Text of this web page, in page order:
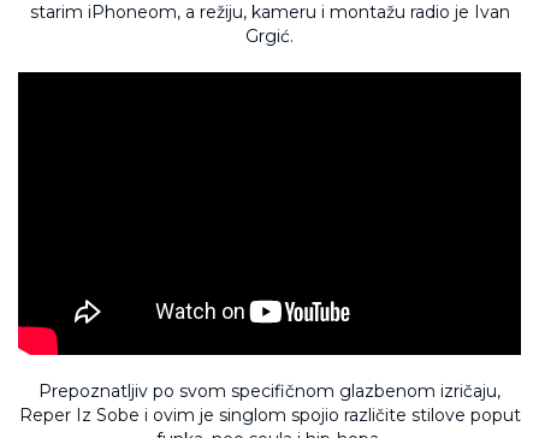
starim iPhoneom, a režiju, kameru i montažu radio je Ivan
Grgić.
Prepoznatljiv po svom specifičnom glazbenom izričaju,
Reper Iz Sobe i ovim je singlom spojio različite stilove poput